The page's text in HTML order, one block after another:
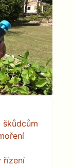
škůdcům
řízení